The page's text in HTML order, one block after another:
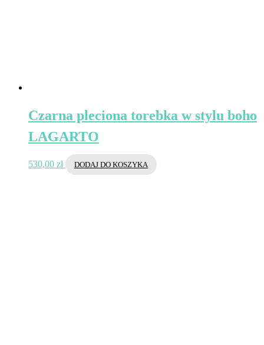
Czarna pleciona torebka w stylu boho
LAGARTO
530,00 zł DODAJ DO KOSZYKA